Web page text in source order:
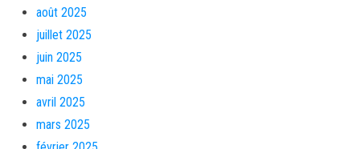
août 2025
juillet 2025
juin 2025
mai 2025
avril 2025
mars 2025